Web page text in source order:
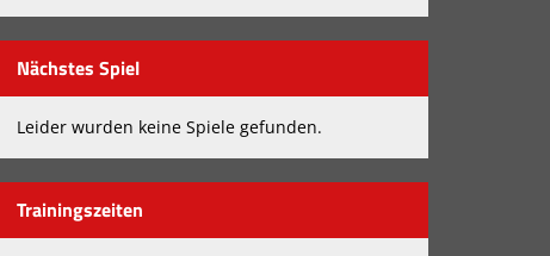
Nächstes Spiel
Leider wurden keine Spiele gefunden.
Trainingszeiten